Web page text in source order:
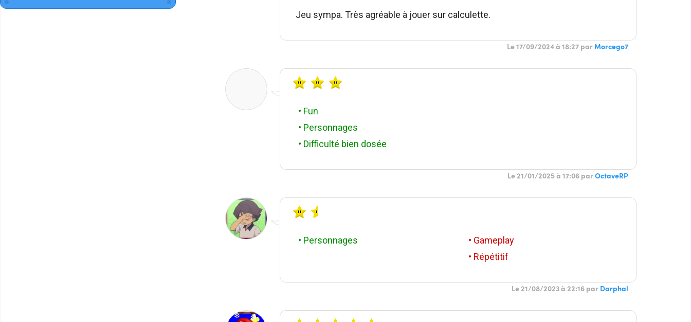
Jeu sympa. Très agréable à jouer sur calculette.
Le 17/09/2024 à 18:27 parMorcego7
• Fun
• Personnages
• Difficulté bien dosée
Le 21/01/2025 à 17:06 parOctaveRP
• Personnages
• Gameplay
• Répétitif
Le 21/08/2023 à 22:16 par Darphal